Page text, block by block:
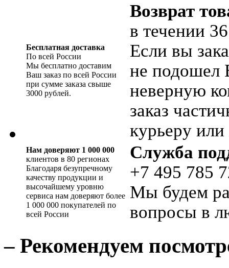
Бесплатная доставка
По всей России
Мы бесплатно доставим
Ваш заказ по всей России
при сумме заказа свыше
3000 рублей.
Возврат
в течении
Если вы
не подошел
неверную
заказ
курьеру
Нам доверяют 1 000 000
клиентов в 80 регионах
Благодаря безупречному
качеству продукции и
высочайшему уровню
сервиса нам доверяют более
1 000 000 покупателей по
всей России
Служба
+7 495 785
Мы будем
вопросы в
– Рекомендуем